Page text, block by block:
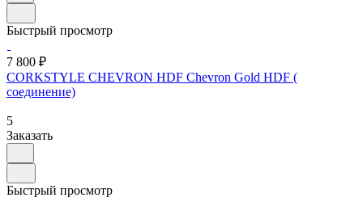
Быстрый просмотр
7 800 ₽
CORKSTYLE CHEVRON HDF Chevron Gold HDF (
соединение)
5
Заказать
Быстрый просмотр